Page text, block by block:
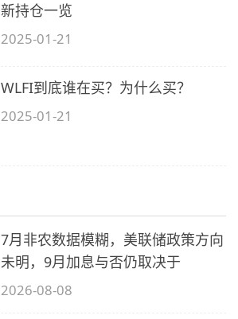
新持仓一览
2025-01-21
WLFI到底谁在买？为什么买？
2025-01-21
7月非农数据模糊，美联储政策方向
未明，9月加息与否仍取决于
2026-08-08